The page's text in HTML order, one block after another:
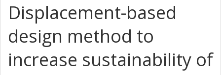
Displacement-based
design method to
increase sustainability of